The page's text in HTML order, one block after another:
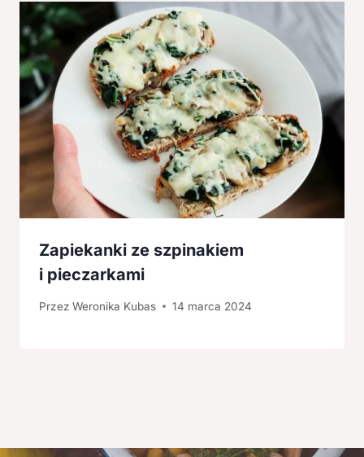
Zapiekanki ze szpinakiem
i pieczarkami
Przez Weronika Kubas 14 marca 2024